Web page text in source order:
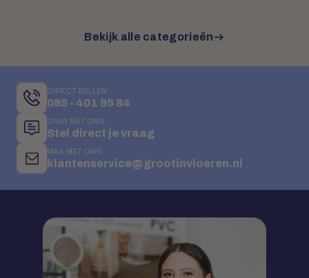
Bekijk alle categorieën
DIRECT BELLEN
085 - 401 95 84
CHAT MET ONS
Stel direct je vraag
MAIL MET ONS
klantenservice@grootinvloeren.nl